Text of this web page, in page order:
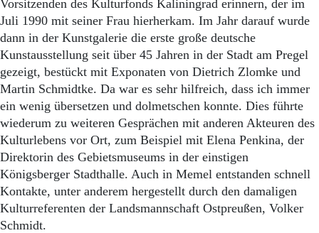
Vorsitzenden des Kulturfonds Kaliningrad erinnern, der im
Juli 1990 mit seiner Frau hierherkam. Im Jahr darauf wurde
dann in der Kunstgalerie die erste große deutsche
Kunstausstellung seit über 45 Jahren in der Stadt am Pregel
gezeigt, bestückt mit Exponaten von Dietrich Zlomke und
Martin Schmidtke. Da war es sehr hilfreich, dass ich immer
ein wenig übersetzen und dolmetschen konnte. Dies führte
wiederum zu weiteren Gesprächen mit anderen Akteuren des
Kulturlebens vor Ort, zum Beispiel mit Elena Penkina, der
Direktorin des Gebietsmuseums in der einstigen
Königsberger Stadthalle. Auch in Memel entstanden schnell
Kontakte, unter anderem hergestellt durch den damaligen
Kulturreferenten der Landsmannschaft Ostpreußen, Volker
Schmidt.